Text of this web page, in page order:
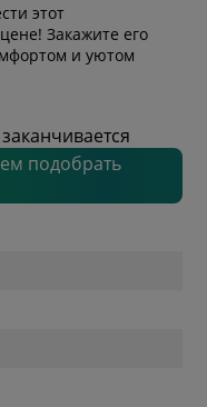
этот
Закажите его
и уютом
подобрать